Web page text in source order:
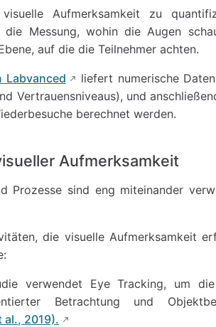
Aufmerksamkeit zu
die Messung, wohin die Augen
auf die die Teilnehmer achten.
Labvanced
liefert numerische
Vertrauensniveaus), und
berechnet werden.
Aufmerksamkeit
Prozesse sind eng miteinander
die visuelle Aufmerksamkeit
verwendet Eye Tracking, um
Betrachtung und
al., 2019).